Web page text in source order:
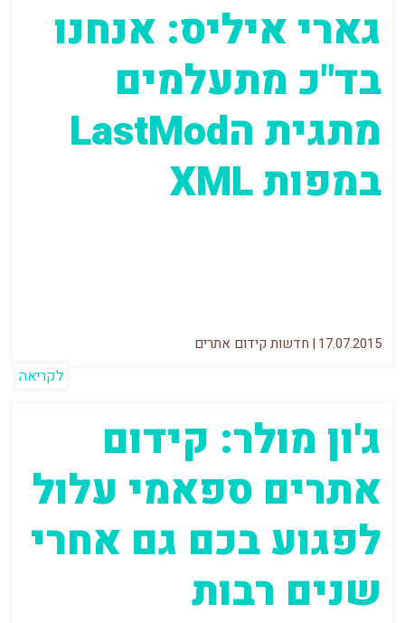
גארי איליס: אנחנו
בד"כ מתעלמים
מתגית הLastMod
במפות XML
17.07.2015
| חדשות קידום אתרים
לקריאה
ג'ון מולר: קידום
אתרים ספאמי עלול
לפגוע בכם גם אחרי
שנים רבות